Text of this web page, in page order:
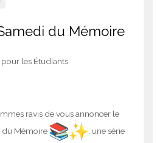
du Mémoire
les Étudiants
ravis de vous annoncer le
du Mémoire
, une série